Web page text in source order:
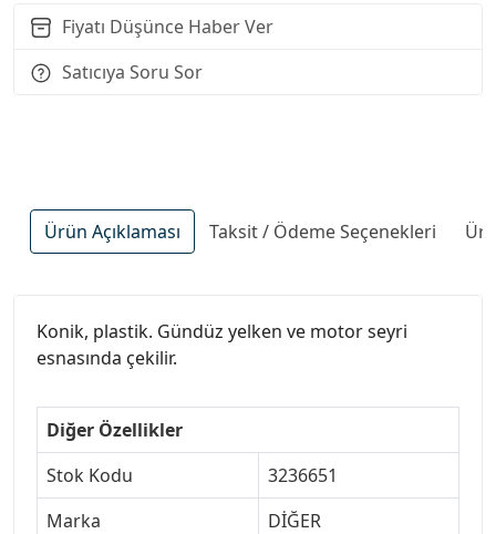
Fiyatı Düşünce Haber Ver
Satıcıya Soru Sor
Ürün Açıklaması Taksit / Ödeme Seçenekleri
Konik, plastik. Gündüz yelken ve motor seyri
esnasında çekilir.
Diğer Özellikler
Stok Kodu
3236651
Marka
DİĞER